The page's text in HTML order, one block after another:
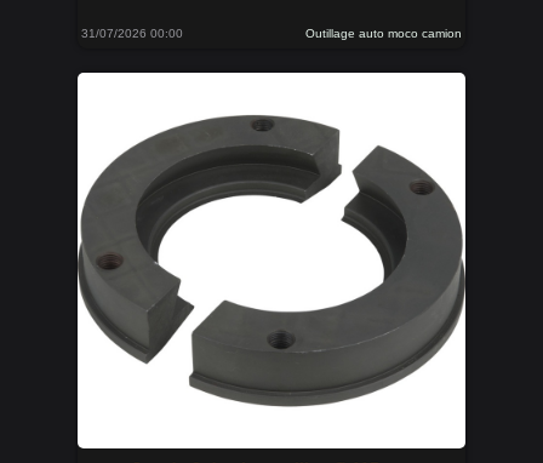
31/07/2026 00:00 Outillage auto moco camion